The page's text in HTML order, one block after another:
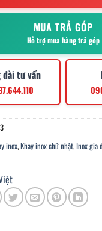
MUA TRẢ GÓP
Hỗ trợ mua hàng trả góp
đài tư vấn
inox,Khay inox chữ nhật, Inox gia